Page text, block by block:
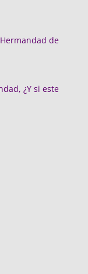
de
¿Y si este